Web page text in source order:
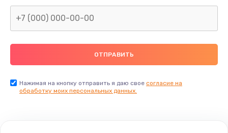
990 руб.
Заказать
Нажимая на кнопку отправить я даю свое согласие на
обработку моих персональных данных.